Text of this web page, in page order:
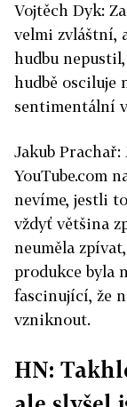
Vojtěch Dyk:
velmi zvláštní,
hudbu
hudbě osciluje
sentimentální
Jakub Prachař:
YouTube.com
nevíme, jestli
vždyť většina
neuměla
produkce byla
fascinující, že
vzniknout.
HN: